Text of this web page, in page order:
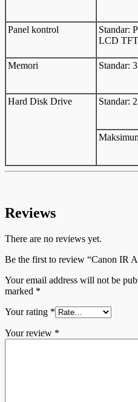
Panel kontrol
Standar:
LCD
Memori Standar:
Hard Disk Drive Standar:
Reviews
There are no reviews yet.
Be the first to review “Canon IR
Your email address will not be
marked *
Your rating *
Your review *